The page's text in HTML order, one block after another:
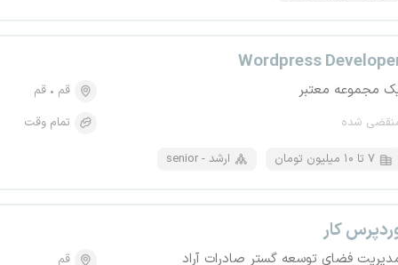
Wordpress
مجموعه معتبر
شده
قم
قم
تمام وقت
۷ تا ۱۰ میلیون تومان senior - ارشد
کار
فضای توسعه گستر صادرات آراد قم